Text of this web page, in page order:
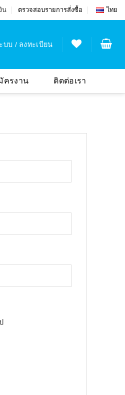
น ตรวจสอบรายการสั่งซื้อ ไทย
บบ / ลงทะเบียน
ครงาน ติดต่อเรา